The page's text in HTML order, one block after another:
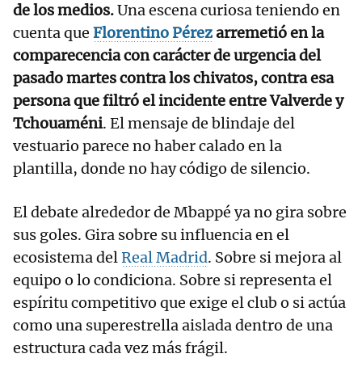
de los medios.Una escena curiosa teniendo en
cuenta que Florentino Pérezarremetió en la
comparecencia con carácter de urgencia del
pasado martes contra los chivatos, contra esa
persona que filtró el incidente entre Valverde y
Tchouaméni. El mensaje de blindaje del
vestuario parece no haber calado en la
plantilla, donde no hay código de silencio.
El debate alrededor de Mbappé ya no gira sobre
sus goles. Gira sobre su influencia en el
ecosistema delReal Madrid. Sobre si mejora al
equipo o lo condiciona. Sobre si representa el
espíritu competitivo que exige el club o si actúa
como una superestrella aislada dentro de una
estructura cada vez más frágil.